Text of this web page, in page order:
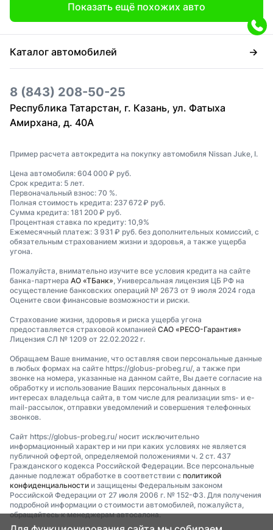
Показать ещё похожих авто
Каталог автомобилей
8 (843) 208-50-25
Республика Татарстан, г. Казань, ул. Фатыха
Амирхана, д. 40А
Пример расчета автокредита на покупку автомобиля Nissan Juke, I.
Цена автомобиля: 604 000 ₽ руб.
Срок кредита: 5 лет.
Первоначальный взнос: 70 %.
Полная стоимость кредита: 237 672 ₽ руб.
Сумма кредита: 181 200 ₽ руб.
Процентная ставка по кредиту: 10,9%
Ежемесячный платеж: 3 931 ₽ руб. без дополнительных комиссий, с
обязательным страхованием жизни и здоровья, а также ущерба
угона.
Пожалуйста, внимательно изучите все условия кредита на сайте
банка-партнера АО «ТБанк», Универсальная лицензия ЦБ РФ на
осуществление банковских операций № 2673 от 9 июля 2024 года
Оцените свои финансовые возможности и риски.
Страхование жизни, здоровья и риска ущерба угона
предоставляется страховой компанией САО «РЕСО-Гарантия»
Лицензия СЛ № 1209 от 22.02.2022 г.
Обращаем Ваше внимание, что оставляя свои персональные данные
в любых формах на сайте https://globus-probeg.ru/, а также при
звонке на номера, указанные на данном сайте, Вы даете согласие на
обработку и использование Ваших персональных данных в
интересах владельца сайта, в том числе для реализации sms- и e-
mail-рассылок, отправки уведомлений и совершения телефонных
звонков.
Сайт https://globus-probeg.ru/ носит исключительно
информационный характер и ни при каких условиях не является
публичной офертой, определяемой положениями ч. 2 ст. 437
Гражданского кодекса Российской Федерации. Все персональные
данные подлежат обработке в соответствии с политикой
конфиденциальности и защищены Федеральным законом
Российской Федерации от 27 июля 2006 г. № 152-ФЗ. Для получения
подробной информации о стоимости автомобилей, пожалуйста,
обращайтесь к менеджерам автосалона.